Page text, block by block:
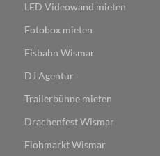
LED Videowand mieten
Fotobox mieten
Eisbahn Wismar
DJ Agentur
Trailerbühne mieten
Drachenfest Wismar
Flohmarkt Wismar​​​​​​